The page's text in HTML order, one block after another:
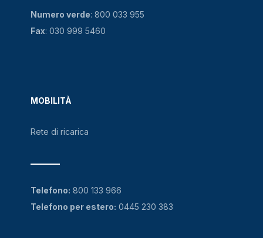
MOBILITÀ
Rete di ricarica
Numero verde: 800 033 955
Fax: 030 999 5460
Telefono: 800 133 966
Telefono per estero: 0445 230 383